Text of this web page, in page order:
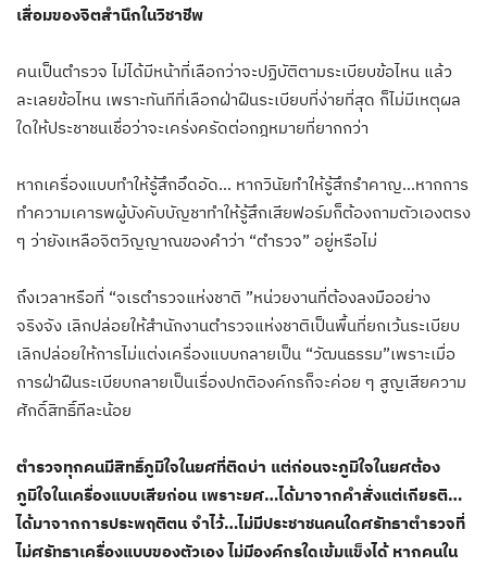
เสื่อมของจิตสำนึกในวิชาชีพ
คนเป็นตำรวจ ไม่ได้มีหน้าที่เลือกว่าจะปฏิบัติตามระเบียบข้อไหน แล้ว
ละเลยข้อไหน เพราะทันทีที่เลือกฝ่าฝืนระเบียบที่ง่ายที่สุด ก็ไม่มีเหตุผล
ใดให้ประชาชนเชื่อว่าจะเคร่งครัดต่อกฎหมายที่ยากกว่า
หากเครื่องแบบทำให้รู้สึกอึดอัด… หากวินัยทำให้รู้สึกรำคาญ…หากการ
ทำความเคารพผู้บังคับบัญชาทำให้รู้สึกเสียฟอร์มก็ต้องถามตัวเองตรง
ๆ ว่ายังเหลือจิตวิญญาณของคำว่า “ตำรวจ” อยู่หรือไม่
ถึงเวลาหรือที่ “จเรตำรวจแห่งชาติ ”หน่วยงานที่ต้องลงมืออย่าง
จริงจัง เลิกปล่อยให้สำนักงานตำรวจแห่งชาติเป็นพื้นที่ยกเว้นระเบียบ
เลิกปล่อยให้การไม่แต่งเครื่องแบบกลายเป็น “วัฒนธรรม”เพราะเมื่อ
การฝ่าฝืนระเบียบกลายเป็นเรื่องปกติองค์กรก็จะค่อย ๆ สูญเสียความ
ศักดิ์สิทธิ์ทีละน้อย
ตำรวจทุกคนมีสิทธิ์ภูมิใจในยศที่ติดบ่า แต่ก่อนจะภูมิใจในยศต้อง
ภูมิใจในเครื่องแบบเสียก่อน เพราะยศ…ได้มาจากคำสั่งแต่เกียรติ…
ได้มาจากการประพฤติตน จำไว้…ไม่มีประชาชนคนใดศรัทธาตำรวจที่
ไม่ศรัทธาเครื่องแบบของตัวเอง ไม่มีองค์กรใดเข้มแข็งได้ หากคนใน